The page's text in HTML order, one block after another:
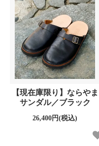
【現在庫限り】ならやま
サンダル／ブラック
26,400円(税込)